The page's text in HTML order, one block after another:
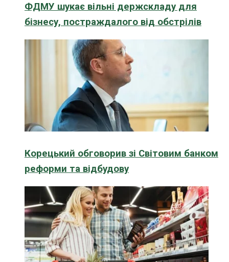
ФДМУ шукає вільні держскладу для
бізнесу, постраждалого від обстрілів
Корецький обговорив зі Світовим банком
реформи та відбудову